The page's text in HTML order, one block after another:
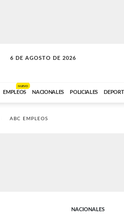
6 DE AGOSTO DE 2026
A DE LA TARDE
EMPLEOS
NUEVO
NACIONALES POLICIALES
ABC EMPLEOS
NACIONALES